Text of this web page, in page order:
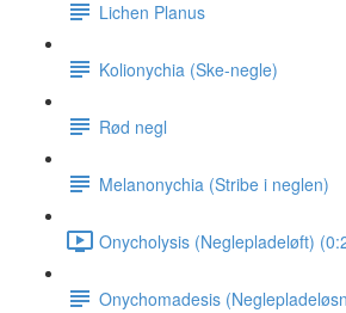
Lichen Planus
Kolionychia (Ske-negle)
Rød negl
Melanonychia (Stribe i neglen)
Onycholysis (Neglepladeløft)
Onychomadesis